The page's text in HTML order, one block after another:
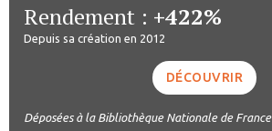
Rendement : +422%
Depuis sa création en 2012
DÉCOUVRIR
Déposées à la Bibliothèque Nationale de France